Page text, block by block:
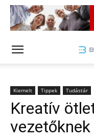
Kiemelt Tippek Tudástár
Kreatív
vezetőknek